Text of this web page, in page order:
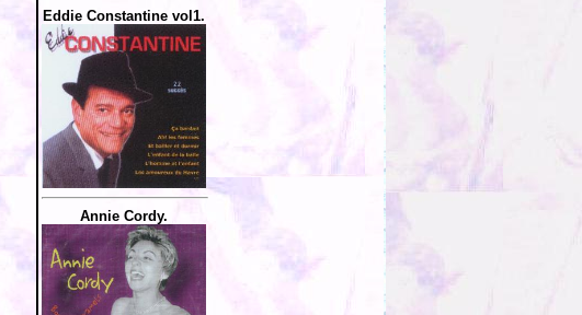
Eddie Constantine vol1.
Annie Cordy.